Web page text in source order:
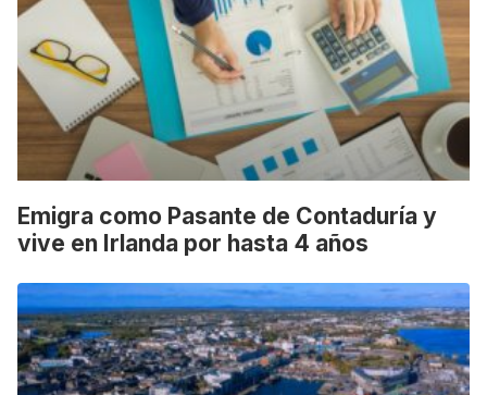
Emigra como Pasante de Contaduría y
vive en Irlanda por hasta 4 años